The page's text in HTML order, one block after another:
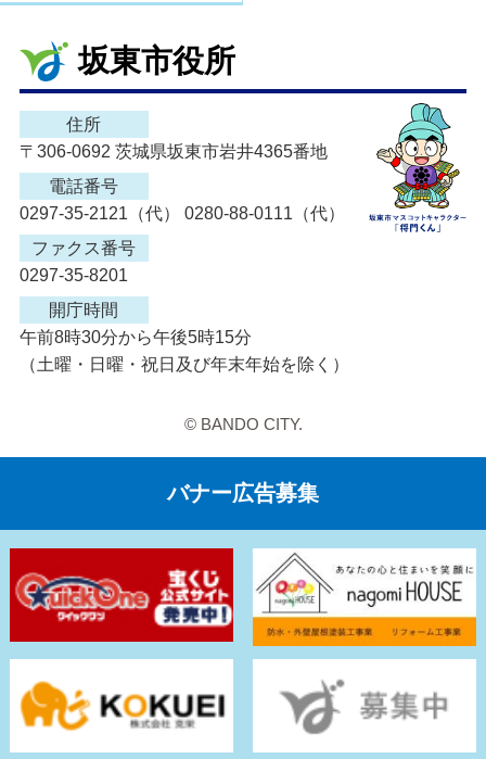
坂東市役所
住所
〒306-0692 茨城県坂東市岩井4365番地
電話番号
0297-35-2121（代） 0280-88-0111（代）
ファクス番号
0297-35-8201
開庁時間
午前8時30分から午後5時15分
（土曜・日曜・祝日及び年末年始を除く）
© BANDO CITY.
バナー広告募集